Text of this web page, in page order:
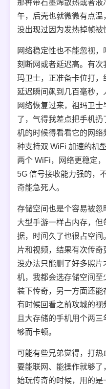
那种带石墨烯散热或者
午，后壳也就微微有点
没出现过因为发热掉帧被
网络稳定性也不能忽视
刻断网或者延迟高。有次
玛卫士，正准备卡位打，
延迟瞬间飙到几百毫秒
网络恢复过来，祖玛卫
了，气得我差点把手机
机的时候得看看它的网
种支持双 WiFi 加速的机
两个 WiFi，网络更稳定
5G 信号接收能力强的，
奇能急死人。
存储空间也是个容易被
大型手游一样占内存，
据，时间久了也很占空
片和视频，结果有次传奇
没办法只能删了好多照
机，我都会选存储空间
装下传奇，另一方面还能
有时候回看之前攻城的
且大存储的手机用个两
够而卡顿。
可能有些兄弟觉得，打
要能联网、能操作就够
始玩传奇的时候，用的